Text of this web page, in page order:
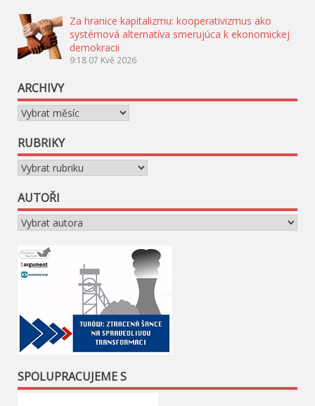
Za hranice kapitalizmu: kooperativizmus ako
systémová alternatíva smerujúca k ekonomickej
demokracii
9:18 07 Kvě 2026
ARCHIVY
Archivy
RUBRIKY
Rubriky
AUTOŘI
SPOLUPRACUJEME S